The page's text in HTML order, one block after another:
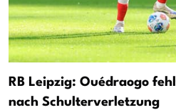
RB Leipzig: Ouédraogo
nach Schulterverletzung